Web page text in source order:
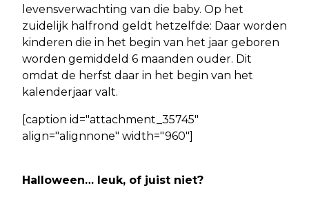
levensverwachting van die baby. Op het
zuidelijk halfrond geldt hetzelfde: Daar worden
kinderen die in het begin van het jaar geboren
worden gemiddeld 6 maanden ouder. Dit
omdat de herfst daar in het begin van het
kalenderjaar valt.
[caption id="attachment_35745"
align="alignnone" width="960"]
Halloween… leuk, of juist niet?